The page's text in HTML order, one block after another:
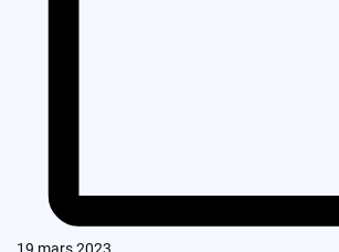
19 mars 2023